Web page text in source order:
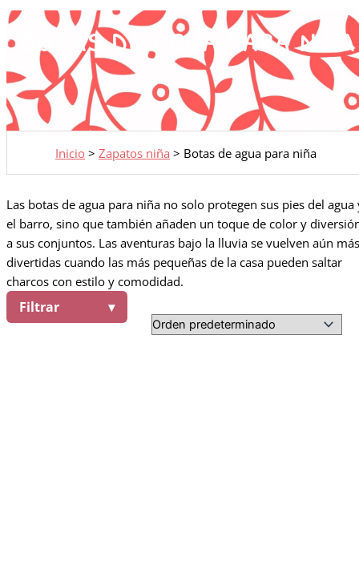
Botas de agua para niña
Inicio > Zapatos niña > Botas de agua para niña
Las botas de agua para niña no solo protegen sus pies del agua
el barro, sino que también añaden un toque de color y
a sus conjuntos. Las aventuras bajo la lluvia se vuelven aún más
divertidas cuando las más pequeñas de la casa pueden saltar
charcos con estilo y comodidad.
Filtrar